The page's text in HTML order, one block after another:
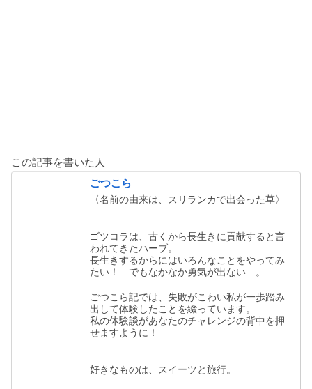
この記事を書いた人
ごつこら
〈名前の由来は、スリランカで出会った草〉
ゴツコラは、古くから長生きに貢献すると言
われてきたハーブ。
長生きするからにはいろんなことをやってみ
たい！…でもなかなか勇気が出ない…。
ごつこら記では、失敗がこわい私が一歩踏み
出して体験したことを綴っています。
私の体験談があなたのチャレンジの背中を押
せますように！
好きなものは、スイーツと旅行。